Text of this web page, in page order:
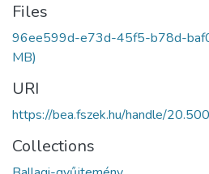
Files
96ee599d-e73d-45f5-b78d-
MB)
URI
https://bea.fszek.hu/handle/
Collections